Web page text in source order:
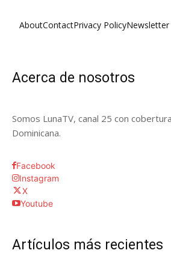
AboutContactPrivacy PolicyNewsletter
Acerca de nosotros
Somos LunaTV, canal 25 con
Dominicana.
Facebook
Instagram
X
Youtube
Artículos más recientes